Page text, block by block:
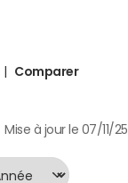
Comparer
Mise à jour le 07/11/25